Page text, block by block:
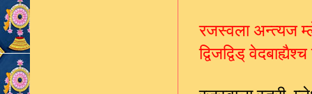
रजस्वला अन्त्यज
द्विजद्विड्